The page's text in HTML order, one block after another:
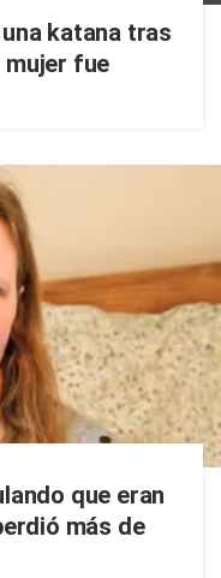
katana tras
mujer fue
que eran
más de